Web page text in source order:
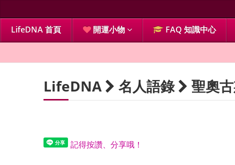
LifeDNA 首頁 開運小物 FAQ 知識中心
LifeDNA 名人語錄 聖奧
記得按讚、分享哦！